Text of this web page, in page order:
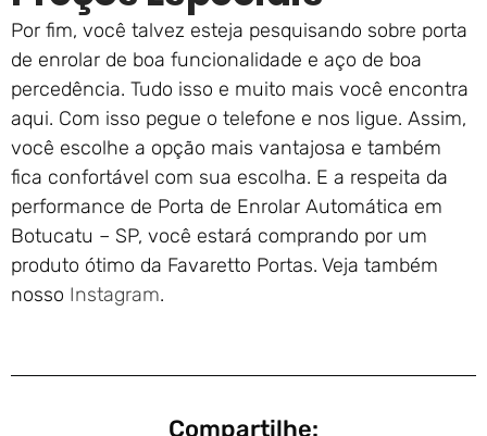
Por fim, você talvez esteja pesquisando sobre porta
de enrolar de boa funcionalidade e aço de boa
percedência. Tudo isso e muito mais você encontra
aqui. Com isso pegue o telefone e nos ligue. Assim,
você escolhe a opção mais vantajosa e também
fica confortável com sua escolha. E a respeita da
performance de Porta de Enrolar Automática em
Botucatu – SP, você estará comprando por um
produto ótimo da Favaretto Portas. Veja também
nosso Instagram.
Compartilhe: